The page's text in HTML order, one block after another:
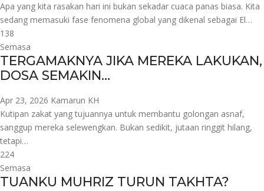
Apa yang kita rasakan hari ini bukan sekadar cuaca panas biasa. Kita
sedang memasuki fase fenomena global yang dikenal sebagai El…
138
Semasa
TERGAMAKNYA JIKA MEREKA LAKUKAN,
DOSA SEMAKIN…
Apr 23, 2026 Kamarun KH
Kutipan zakat yang tujuannya untuk membantu golongan asnaf,
sanggup mereka selewengkan. Bukan sedikit, jutaan ringgit hilang,
tetapi…
224
Semasa
TUANKU MUHRIZ TURUN TAKHTA?